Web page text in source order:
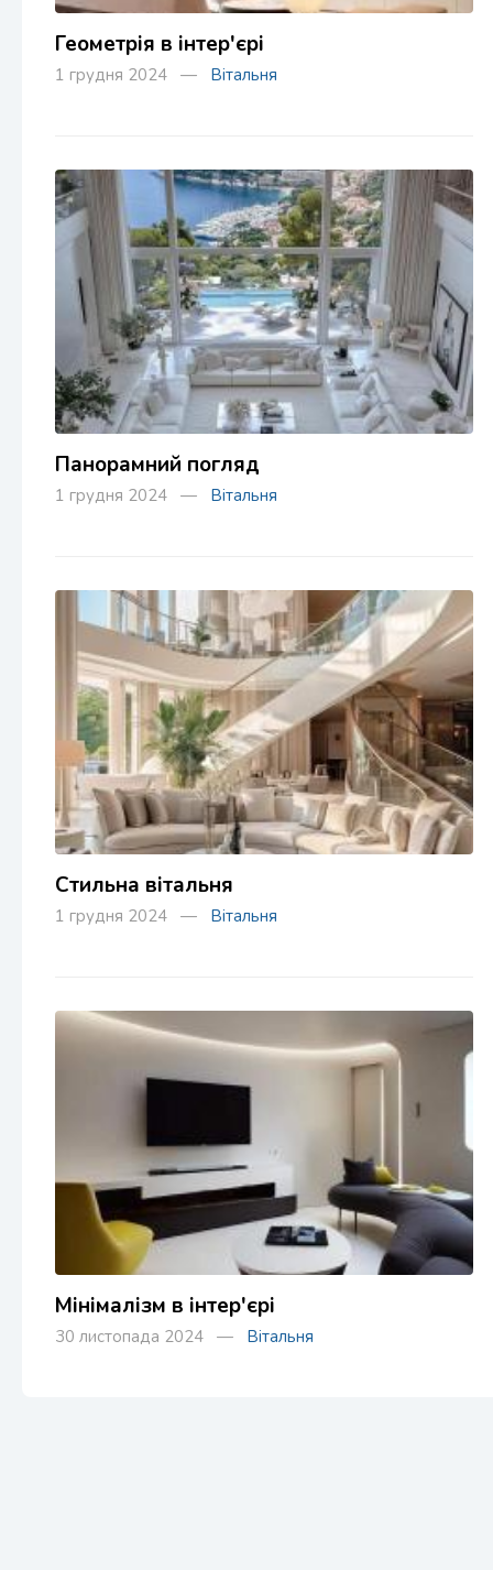
Геометрія в інтер'єрі
1 грудня 2024 — Вітальня
Панорамний погляд
1 грудня 2024 — Вітальня
Стильна вітальня
1 грудня 2024 — Вітальня
Мінімалізм в інтер'єрі
30 листопада 2024 — Вітальня